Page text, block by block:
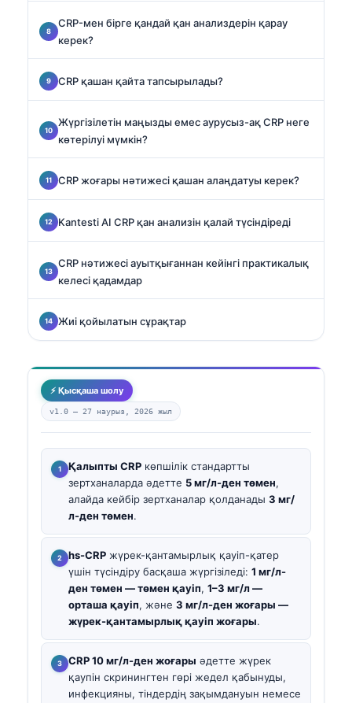
CRP-мен бірге қандай қан анализдерін қарау
керек?
CRP қашан қайта тапсырылады?
Жүргізілетін маңызды емес аурусыз-ақ CRP неге
көтерілуі мүмкін?
CRP жоғары нәтижесі қашан алаңдатуы керек?
Kantesti AI CRP қан анализін қалай түсіндіреді
CRP нәтижесі ауытқығаннан кейінгі практикалық
келесі қадамдар
Жиі қойылатын сұрақтар
⚡ Қысқаша шолу
v1.0 — 27 наурыз, 2026 жыл
Қалыпты CRP көпшілік стандартты
зертханаларда әдетте 5 мг/л-ден төмен,
алайда кейбір зертханалар қолданады 3 мг/
л-ден төмен.
hs-CRP жүрек-қантамырлық қауіп-қатер
үшін түсіндіру басқаша жүргізіледі: 1 мг/л-
ден төмен — төмен қауіп, 1–3 мг/л —
орташа қауіп, және 3 мг/л-ден жоғары —
жүрек-қантамырлық қауіп жоғары.
CRP 10 мг/л-ден жоғары әдетте жүрек
қаупін скринингтен гөрі жедел қабынуды,
инфекцияны, тіндердің зақымдануын немесе